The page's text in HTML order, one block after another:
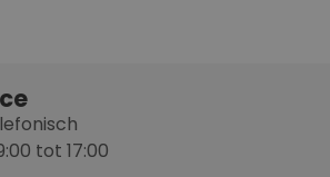
tot 17:00